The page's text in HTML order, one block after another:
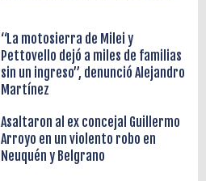
“La motosierra de Milei y
Pettovello dejó a miles de familias
sin un ingreso”, denunció Alejandro
Martínez
Asaltaron al ex concejal Guillermo
Arroyo en un violento robo en
Neuquén y Belgrano